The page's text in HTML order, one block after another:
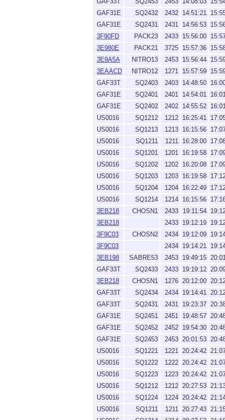
GAF31E
SQ2432 2432 14:51:21
GAF31E
SQ2431 2431 14:56:53
3F90FD
PACK23 2433 15:56:00
3E980E
PACK21 3725 15:57:36
3E9A5A
NITRO13 2453 15:56:44
3EAACD
NITRO12 1271 15:57:59
GAF33T
SQ2403 2403 14:48:50
GAF31E
SQ2401 2401 14:54:01
GAF31E
SQ2402 2402 14:55:52
US0016
SQ1212 1212 16:25:41
US0016
SQ1213 1213 16:15:56
US0016
SQ1211 1211 16:28:00
US0016
SQ1201 1201 16:19:58
US0016
SQ1202 1202 16:20:08
US0016
SQ1203 1203 16:19:58
US0016
SQ1204 1204 16:22:49
US0016
SQ1214 1214 16:15:56
3EB218
CHOSN1 2433 19:11:54
3EB218
2433 19:12:19
3F9C03
CHOSN2 2434 19:12:09
3F9C03
2434 19:14:21
3EB198
SABRE53 2453 19:49:15
GAF33T
SQ2433 2433 19:19:12
3EB218
CHOSN1 1276 20:12:00
GAF33T
SQ2434 2434 19:14:41
GAF33T
SQ2431 2431 19:23:37
GAF31E
SQ2451 2451 19:48:57
GAF31E
SQ2452 2452 19:54:30
GAF31E
SQ2453 2453 20:01:53
US0016
SQ1221 1221 20:24:42
US0016
SQ1222 1222 20:24:42
US0016
SQ1223 1223 20:24:42
US0016
SQ1212 1212 20:27:53
US0016
SQ1224 1224 20:24:42
US0016
SQ1211 1211 20:27:43